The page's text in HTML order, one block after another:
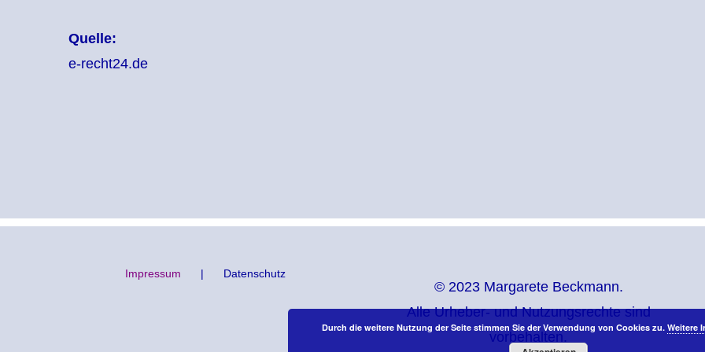
Quelle:
e-recht24.de
Impressum Datenschutz
© 2023 Margarete Beckmann.
Alle Urheber- und Nutzungsrechte sind
vorbehalten.
Durch die weitere Nutzung der Seite stimmen Sie der Verwendung von Cookies zu. Weitere